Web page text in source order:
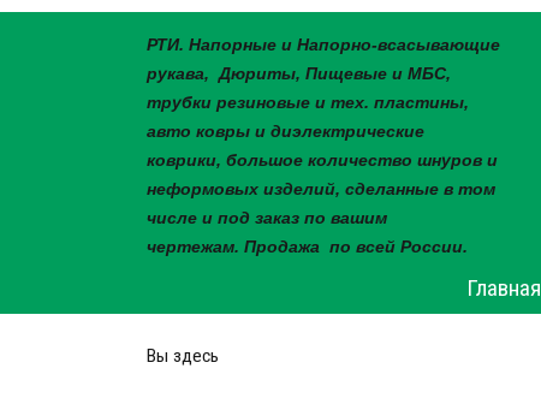
РТИ. Напорные и Напорно-всасывающие
рукава, Дюриты, Пищевые и МБС,
трубки резиновые и тех. пластины,
авто ковры и диэлектрические
коврики, большое количество шнуров и
неформовых изделий, сделанные в том
числе и под заказ по вашим
чертежам. Продажа по всей России.
Главная
Вы здесь